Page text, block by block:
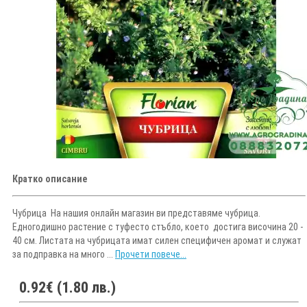
Кратко описание
Чубрица На нашия онлайн магазин ви представяме чубрица.
Едногодишно растение с туфесто стъбло, което достига височина 20 -
40 см. Листата на чубрицата имат силен специфичен аромат и служат
за подправка на много ... Прочети повече...
0.92€ (1.80 лв.)